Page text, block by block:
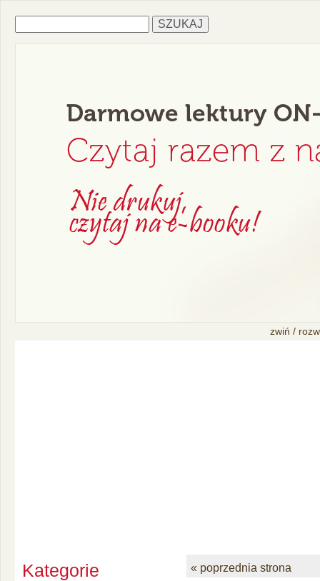
zwiń /
Kategorie « poprzednia strona